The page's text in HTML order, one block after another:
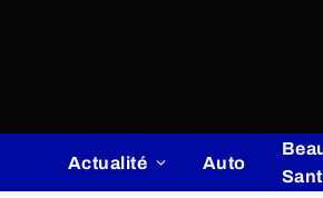
Actualité Auto